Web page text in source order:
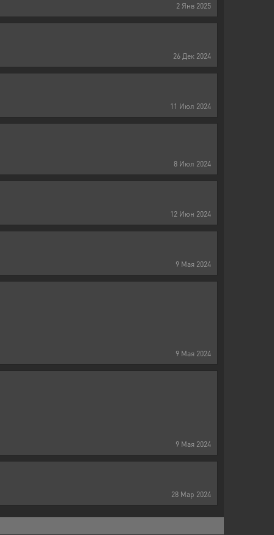
2 Янв 2025
26 Дек 2024
11 Июл 2024
8 Июл 2024
12 Июн 2024
9 Мая 2024
9 Мая 2024
9 Мая 2024
28 Мар 2024